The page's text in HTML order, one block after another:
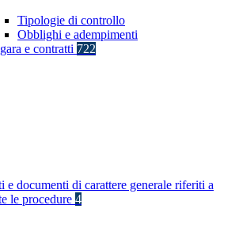
Tipologie di controllo
Obblighi e adempimenti
e contratti 722
e documenti di carattere generale riferiti a
le procedure 4